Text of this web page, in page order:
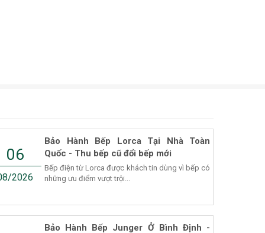
06
2026
Bảo Hành Bếp Lorca Tại Nhà Toàn
Quốc - Thu bếp cũ đổi bếp mới
Bếp điện từ Lorca được khách tin dùng vì bếp có
những ưu điểm vượt trội...
Bảo Hành Bếp Junger Ở Bình Định -